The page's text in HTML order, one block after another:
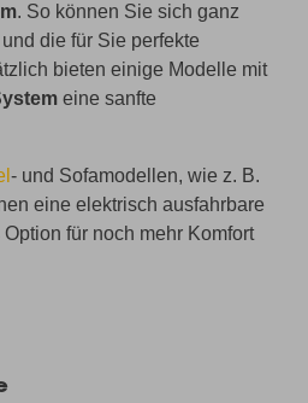
. So können Sie sich ganz
die für Sie perfekte
bieten einige Modelle mit
eine sanfte
- und Sofamodellen, wie z. B.
eine elektrisch ausfahrbare
für noch mehr Komfort